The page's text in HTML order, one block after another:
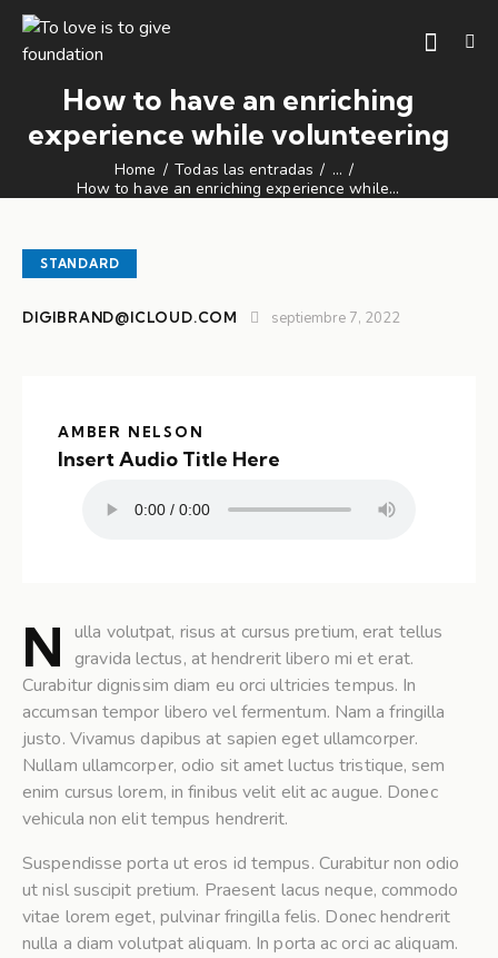
How to have an enriching
experience while volunteering
Home Todas las entradas
...
How to have an enriching experience while...
STANDARD
DIGIBRAND@ICLOUD.COM septiembre 7, 2022
AMBER NELSON
Insert Audio Title Here
N ulla volutpat, risus at cursus pretium, erat tellus
gravida lectus, at hendrerit libero mi et erat.
Curabitur dignissim diam eu orci ultricies tempus. In
accumsan tempor libero vel fermentum. Nam a fringilla
justo. Vivamus dapibus at sapien eget ullamcorper.
Nullam ullamcorper, odio sit amet luctus tristique, sem
enim cursus lorem, in finibus velit elit ac augue. Donec
vehicula non elit tempus hendrerit.
Suspendisse porta ut eros id tempus. Curabitur non odio
ut nisl suscipit pretium. Praesent lacus neque, commodo
vitae lorem eget, pulvinar fringilla felis. Donec hendrerit
nulla a diam volutpat aliquam. In porta ac orci ac aliquam.